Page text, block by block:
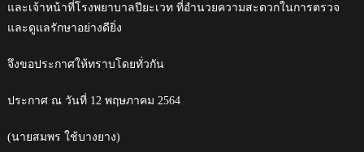
และเจ้าหน้าที่โรงพยาบาลปียะเวท ที่อำนวยความสะดวกในการตรวจ
และดูแลรักษาอย่างดียิ่ง
จึงขอประกาศให้ทราบโดยทั่วกัน
ประกาศ ณ วันที่ 12 พฤษภาคม 2564
(นายสมพร ใช้บางยาง)